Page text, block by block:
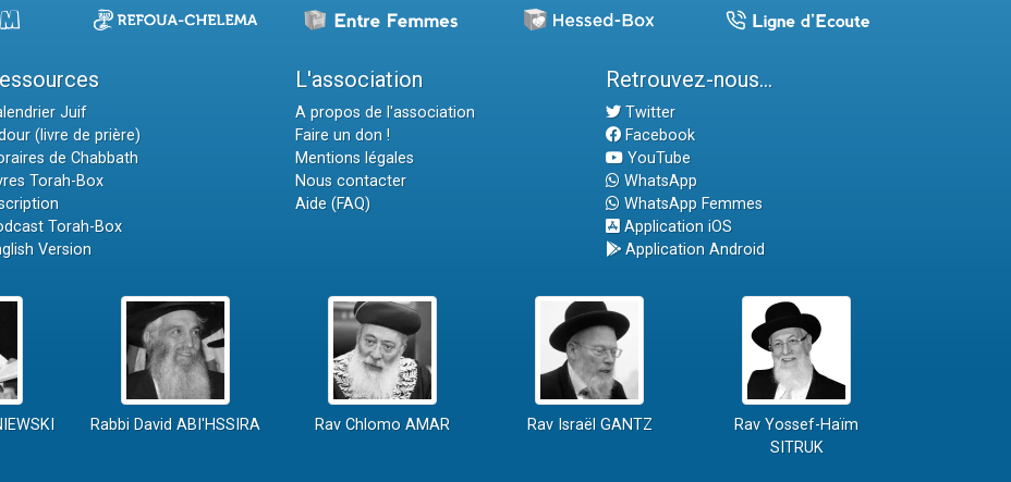
Juif
(livre de prière)
de Chabbath
Torah-Box
Torah-Box
Version
L'association
A propos de l'association
Faire un don !
Mentions légales
Nous contacter
Aide (FAQ)
Retrouvez-nous...
Twitter
Facebook
YouTube
WhatsApp
WhatsApp Femmes
Application iOS
Application Android
Rabbi David ABI'HSSIRA Rav Chlomo AMAR Rav Israël GANTZ
Rav Yossef-Haïm
SITRUK